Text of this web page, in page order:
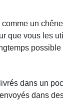
un
que vous les
possible
dans un
dans